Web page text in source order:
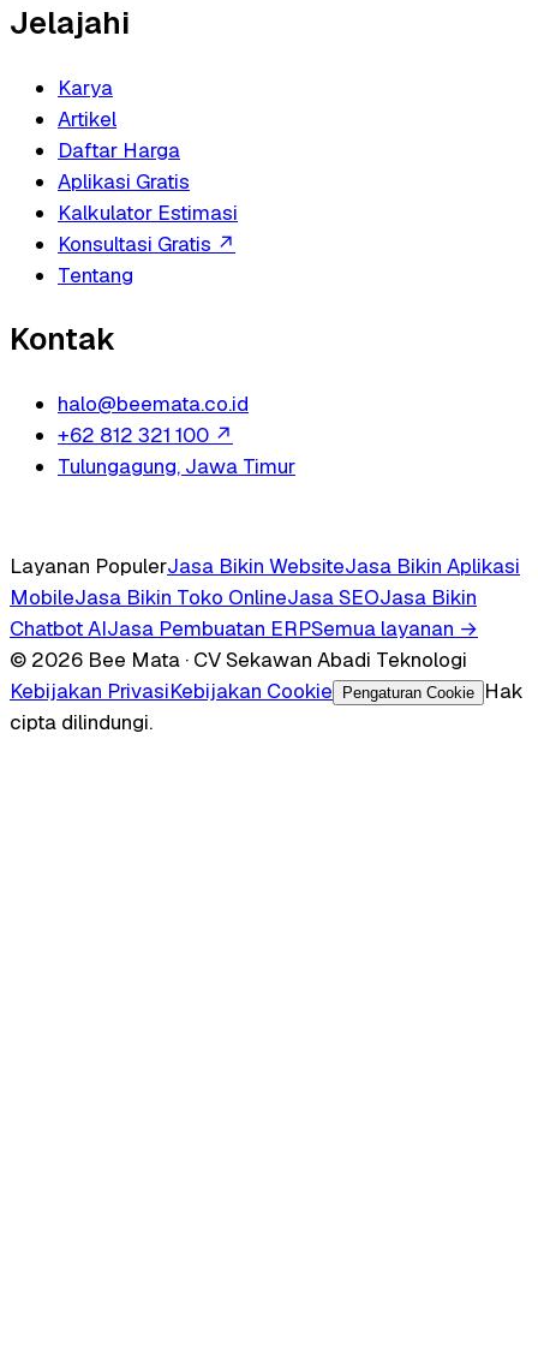
Jelajahi
Karya
Artikel
Daftar Harga
Aplikasi Gratis
Kalkulator Estimasi
Konsultasi Gratis ↗
Tentang
Kontak
halo@beemata.co.id
+62 812 321 100 ↗
Tulungagung, Jawa Timur
Layanan PopulerJasa Bikin WebsiteJasa Bikin Aplikasi
MobileJasa Bikin Toko OnlineJasa SEOJasa Bikin
Chatbot AIJasa Pembuatan ERPSemua layanan →
© 2026 Bee Mata · CV Sekawan Abadi Teknologi
Kebijakan PrivasiKebijakan Cookie Pengaturan Cookie
Hak
cipta dilindungi.